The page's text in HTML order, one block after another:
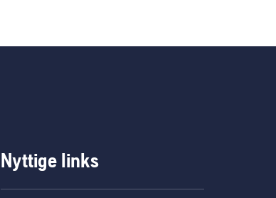
Nyttige links